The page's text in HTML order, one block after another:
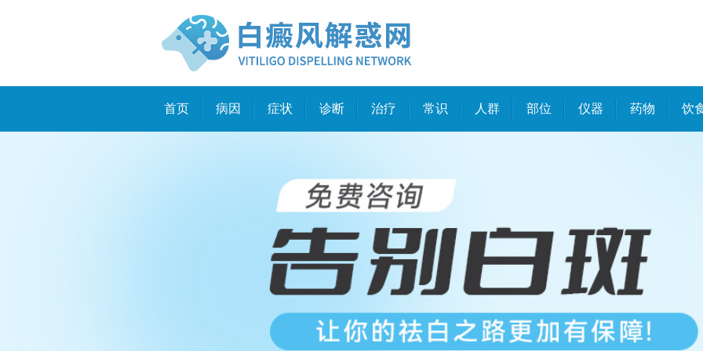
首页 病因 症状 诊断 治疗 常识 人群 部位 仪器 药物 饮